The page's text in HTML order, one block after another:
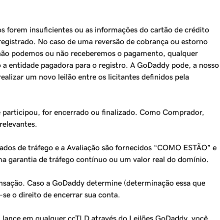
forem insuficientes ou as informações do cartão de crédito
No caso de uma reversão de cobrança ou estorno
podemos ou não receberemos o pagamento, qualquer
entidade pagadora para o registro. A GoDaddy pode, a nosso
um novo leilão entre os licitantes definidos pela
for encerrado ou finalizado. Como Comprador,
de tráfego e a Avaliação são fornecidos “COMO ESTÃO” e
garantia de tráfego contínuo ou um valor real do domínio.
Caso a GoDaddy determine (determinação essa que
o direito de encerrar sua conta.
em qualquer ccTLD através do Leilões GoDaddy, você